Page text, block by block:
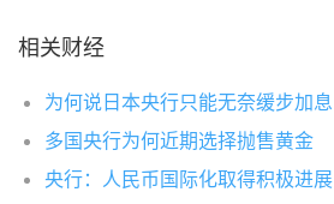
相关财经
为何说日本央行只能无奈缓步加息
多国央行为何近期选择抛售黄金
央行：人民币国际化取得积极进展